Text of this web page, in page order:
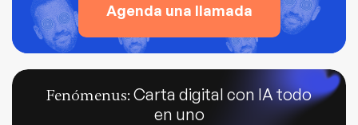
Agenda una llamada
Fenómenus: Carta digital con IA todo
en uno